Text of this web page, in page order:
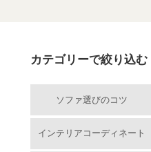
カテゴリーで絞り込む
ソファ選びのコツ
インテリアコーディネート